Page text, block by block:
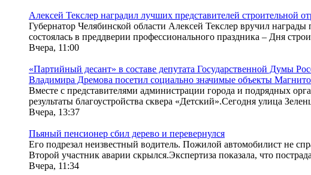
Алексей Текслер наградил лучших представителей строительной
Губернатор Челябинской области Алексей Текслер вручил
состоялась в преддверии профессионального праздника – Дня
Вчера, 11:00
«Партийный десант» в составе депутата Государственной Думы
Владимира Дремова посетил социально значимые объекты
Вместе с представителями администрации города и подрядных
результаты благоустройства сквера «Детский».Сегодня улица
Вчера, 13:37
Пьяный пенсионер сбил дерево и перевернулся
Его подрезал неизвестный водитель. Пожилой автомобилист не
Второй участник аварии скрылся.Экспертиза показала, что
Вчера, 11:34